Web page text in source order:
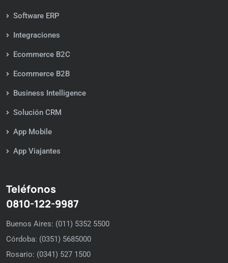
Software ERP
Integraciones
Ecommerce B2C
Ecommerce B2B
Business Intelligence
Solución CRM
App Mobile
App Viajantes
Teléfonos
0810-122-9987
Buenos Aires: (011) 5352 5500
Córdoba: (0351) 5685000
Rosario: (0341) 527 1500